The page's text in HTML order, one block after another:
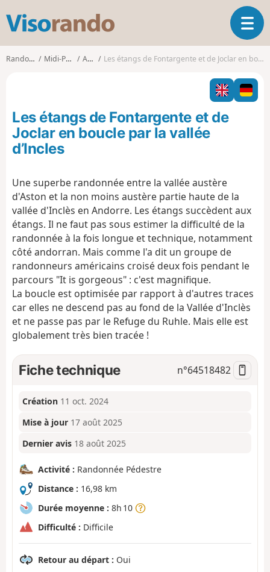
s
o
o
O
u
v
i
r
l
t
n
Randonnées Midi-Pyrénées Ariège Les étangs de Fontargente et de Joclar en boucle par la vallée d’Incles
Les étangs de Fontargente et de
Joclar en boucle par la vallée
d’Incles
Une superbe randonnée entre la vallée austère
d'Aston et la non moins austère partie haute de la
vallée d'Inclès en Andorre. Les étangs succèdent aux
étangs. Il ne faut pas sous estimer la difficulté de la
randonnée à la fois longue et technique, notamment
côté andorran. Mais comme l'a dit un groupe de
randonneurs américains croisé deux fois pendant le
parcours "It is gorgeous" : c'est magnifique.
La boucle est optimisée par rapport à d'autres traces
car elles ne descend pas au fond de la Vallée d'Inclès
et ne passe pas par le Refuge du Ruhle. Mais elle est
globalement très bien tracée !
Fiche technique n°64518482
Création 11 oct. 2024
Mise à jour 17 août 2025
Dernier avis 18 août 2025
Activité : Randonnée Pédestre
Distance : 16,98 km
Durée moyenne : 8h 10
Difficulté : Difficile
Retour au départ : Oui